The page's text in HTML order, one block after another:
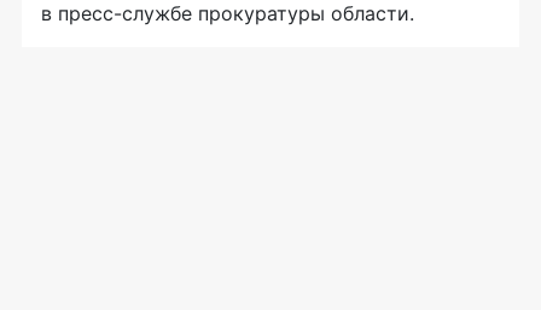
в пресс-службе прокуратуры области.